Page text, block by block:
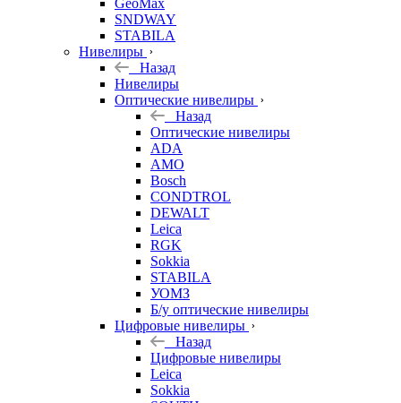
GeoMax
SNDWAY
STABILA
Нивелиры
Назад
Нивелиры
Оптические нивелиры
Назад
Оптические нивелиры
ADA
AMO
Bosch
CONDTROL
DEWALT
Leica
RGK
Sokkia
STABILA
УОМЗ
Б/у оптические нивелиры
Цифровые нивелиры
Назад
Цифровые нивелиры
Leica
Sokkia